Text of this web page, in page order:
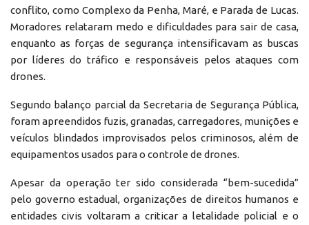
conflito, como Complexo da Penha, Maré, e Parada de Lucas.
Moradores relataram medo e dificuldades para sair de casa,
enquanto as forças de segurança intensificavam as buscas
por líderes do tráfico e responsáveis pelos ataques com
drones.
Segundo balanço parcial da Secretaria de Segurança Pública,
foram apreendidos fuzis, granadas, carregadores, munições e
veículos blindados improvisados pelos criminosos, além de
equipamentos usados para o controle de drones.
Apesar da operação ter sido considerada “bem-sucedida”
pelo governo estadual, organizações de direitos humanos e
entidades civis voltaram a criticar a letalidade policial e o